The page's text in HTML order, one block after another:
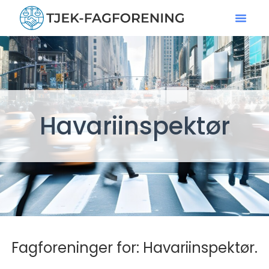
Havariinspektør
Fagforeninger for: Havariinspektør.